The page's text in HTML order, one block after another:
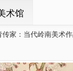
术馆
传家：当代岭南美术